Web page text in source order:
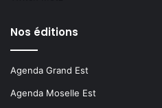
Nos éditions
Agenda Grand Est
Agenda Moselle Est